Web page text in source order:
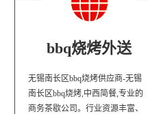
bbq烧烤外送
无锡南长区bbq烧烤供应商-无锡
南长区bbq烧烤,中西简餐,专业的
商务茶歇公司。行业资源丰富、